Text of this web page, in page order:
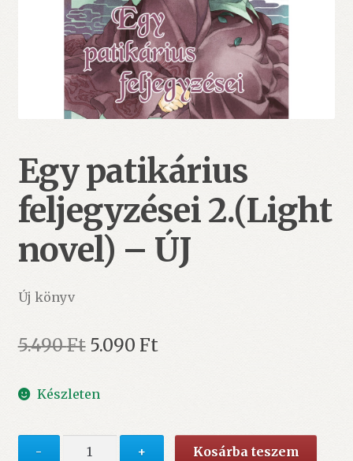
Egy patikárius
feljegyzései 2.(Light
novel) – ÚJ
Új könyv
5.490Ft Original
was:
5.090 FtCurrent
Készleten
- + Kosárba teszem